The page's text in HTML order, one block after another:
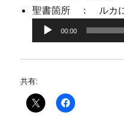
聖書箇所 ： ルカ
00:00
共有: